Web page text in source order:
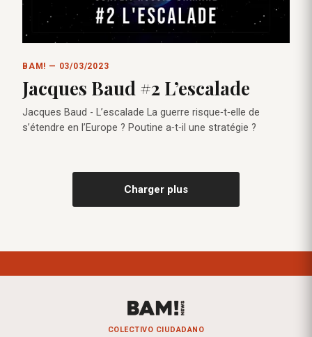
BAM! — 03/03/2023
Jacques Baud #2 L’escalade
Jacques Baud - L’escalade La guerre risque‑t‑elle de
s’étendre en l’Europe ? Poutine a‑t‑il une stratégie ?
Charger plus
COLECTIVO CIUDADANO